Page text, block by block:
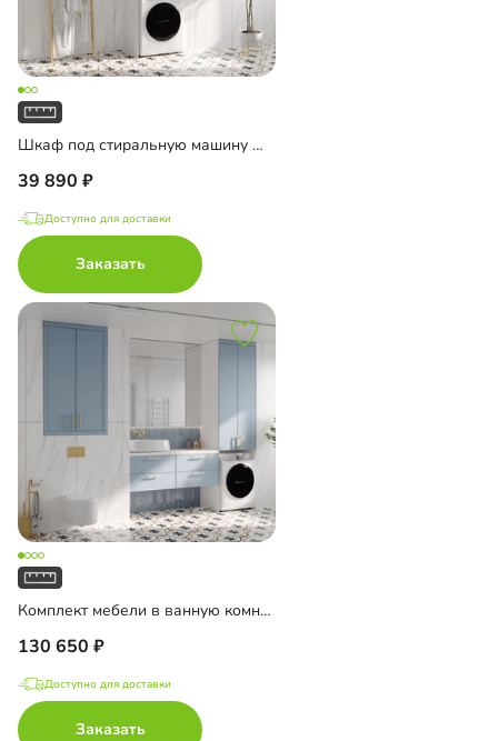
Шкаф под стиральную машину Ментон-1
39 890
Доступно для доставки
Заказать
Комплект мебели в ванную комнату Ментон-1
130 650
Доступно для доставки
Заказать